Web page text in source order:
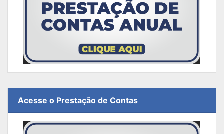
Acesse o Prestação de Contas